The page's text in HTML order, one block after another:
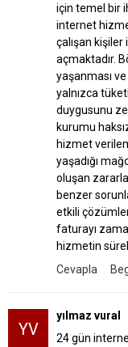
için temel bir
internet
çalışan
açmaktadır.
yaşanması
yalnızca
duygusunu
kurumu
hizmet
yaşadığı
oluşan
benzer
etkili
faturayı
hizmetin
Cevapla
YV
yılmaz vural
24 gün